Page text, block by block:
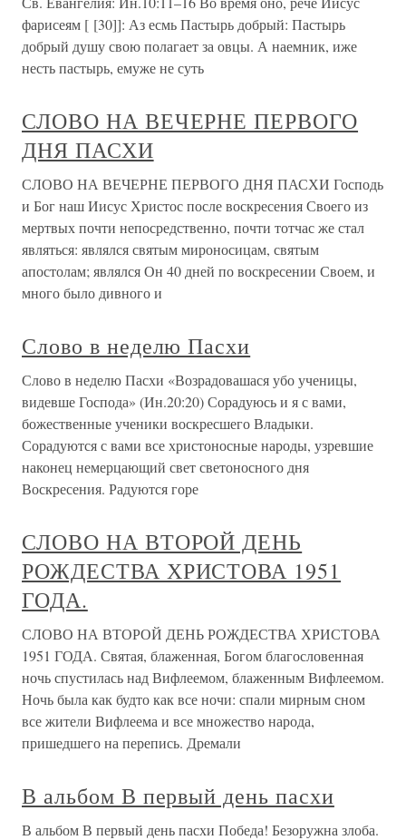
фарисеям [ [30]]: Аз есмь Пастырь добрый: Пастырь
добрый душу свою полагает за овцы. А наемник, иже
несть пастырь, емуже не суть
СЛОВО НА ВЕЧЕРНЕ ПЕРВОГО
ДНЯ ПАСХИ
СЛОВО НА ВЕЧЕРНЕ ПЕРВОГО ДНЯ ПАСХИ Господь
и Бог наш Иисус Христос после воскресения Своего из
мертвых почти непосредственно, почти тотчас же стал
являться: являлся святым мироносицам, святым
апостолам; являлся Он 40 дней по воскресении Своем, и
много было дивного и
Слово в неделю Пасхи
Слово в неделю Пасхи «Возрадовашася убо ученицы,
видевше Господа» (Ин.20:20) Сорадуюсь и я с вами,
божественные ученики воскресшего Владыки.
Сорадуются с вами все христоносные народы, узревшие
наконец немерцающий свет светоносного дня
Воскресения. Радуются горе
СЛОВО НА ВТОРОЙ ДЕНЬ
РОЖДЕСТВА ХРИСТОВА 1951
ГОДА.
СЛОВО НА ВТОРОЙ ДЕНЬ РОЖДЕСТВА ХРИСТОВА
1951 ГОДА. Святая, блаженная, Богом благословенная
ночь спустилась над Вифлеемом, блаженным Вифлеемом.
Ночь была как будто как все ночи: спали мирным сном
все жители Вифлеема и все множество народа,
пришедшего на перепись. Дремали
В альбом В первый день пасхи
В альбом В первый день пасхи Победа! Безоружна злоба.